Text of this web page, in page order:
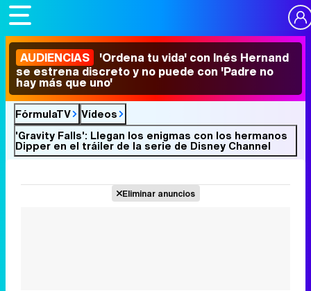
AUDIENCIAS 'Ordena tu vida' con Inés Hernand
se estrena discreto y no puede con 'Padre no
hay más que uno'
FórmulaTV
Vídeos
'Gravity Falls': Llegan los enigmas con los hermanos
Dipper en el tráiler de la serie de Disney Channel
Eliminar anuncios